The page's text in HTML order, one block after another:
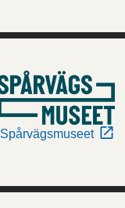
Spårvägsmuseet